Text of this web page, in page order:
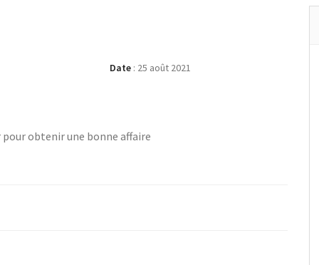
Date : 25 août 2021
obtenir une bonne affaire